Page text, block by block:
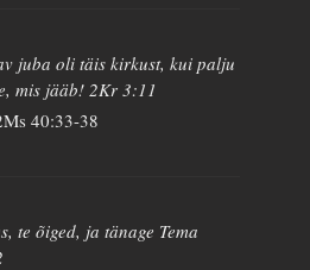
juba oli täis kirkust, kui palju
mis jääb! 2Kr 3:11
40:33-38
te õiged, ja tänage Tema